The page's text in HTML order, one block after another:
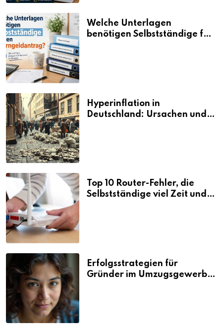
Welche Unterlagen
benötigen Selbstständige für
Hyperinflation in
Deutschland: Ursachen und
Top 10 Router-Fehler, die
Selbstständige viel Zeit und
Erfolgsstrategien für
Gründer im Umzugsgewerbe